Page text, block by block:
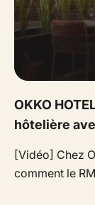
OKKO
hôtelière
[Vidéo] Chez
comment le